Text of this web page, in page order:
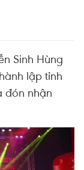
Sinh Hùng
lập tỉnh
đón nhận